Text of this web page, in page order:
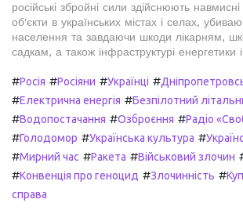
російські збройні сили здійснюють
об'єкти в українських містах і селах,
населення та завдаючи шкоди лікарням,
садкам, а також інфраструктурі енергетики
#Росія #Росіяни #Українці #
#Електрична енергія #Безпілотний
#Водопостачання #Озброєння #Радіо
#Голодомор #Українська культура #
#Мирний час #Ракета #Військовий злочин
#Конвенція про геноцид #Злочинність #
справа